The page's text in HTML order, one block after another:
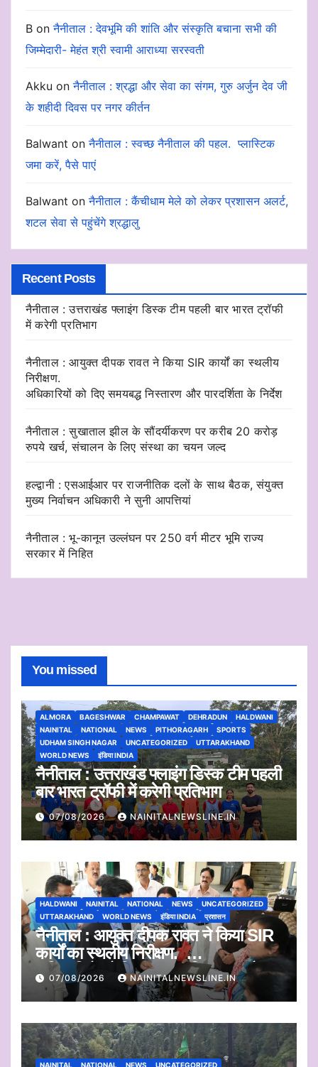
B onनैनीताल : देवभूमि की शांति और संस्कृति बचाना सभी की
जिम्मेदारी- मेहंत श्री स्वामी आराध्या सरस्वती
Akku onनैनीताल : श्रद्धा और सेवा का संगम, गुरु अर्जुन देव जी
के शहीदी दिवस पर नगर कीर्तन
Balwant onनैनीताल : स्वच्छ नैनीताल की पहल. प्लास्टिक
जमा करें, पैसे पाएं
Balwant onनैनीताल : कैंचीधाम मेले को लेकर प्रशासन अलर्ट,
शटल सेवा से पहुंचेंगे श्रद्धालु
Recent Posts
नैनीताल : उत्तराखंड फ्लाइंग डिस्क टीम पहली बार भारत ट्रॉफी
में करेगी प्रतिभाग
नैनीताल : आयुक्त दीपक रावत ने किया SIR कार्यों का स्थलीय
निरीक्षण.
अधिकारियों को दिए समयबद्ध निस्तारण और पारदर्शिता के निर्देश
नैनीताल : सुखाताल झील के सौंदर्यीकरण पर करीब 20 करोड़
रुपये खर्च, संचालन के लिए संस्था का चयन जल्द
हल्द्वानी : एसआईआर पर राजनीतिक दलों के साथ बैठक, संयुक्त
मुख्य निर्वाचन अधिकारी ने सुनी आपत्तियां
नैनीताल : भू-कानून उल्लंघन पर 250 वर्ग मीटर भूमि राज्य
सरकार में निहित
You missed
ALMORA BAGESHWAR CHAMPAWAT DEHRADUN
HALDWANI
NAINITAL
NATIONAL NEWS PITHORAGARH
SPORTS
UDHAM SINGH NAGAR
UNCATEGORIZED
UTTARAKHAND
WORLD NEWS
इंडिया INDIA
नैनीताल : उत्तराखंड फ्लाइंग डिस्क टीम पहली
बार भारत ट्रॉफी में करेगी प्रतिभाग
07/08/2026 NAINITALNEWSLINE.IN
HALDWANI NAINITAL NATIONAL NEWS
UNCATEGORIZED
UTTARAKHAND
WORLD NEWS इंडिया INDIA प्रशासन
नैनीताल : आयुक्त दीपक रावत ने किया SIR
कार्यों का स्थलीय निरीक्षण.
अधिकारियों को दिए समयबद्ध निस्तारण और
पारदर्शिता के निर्देश
07/08/2026 NAINITALNEWSLINE.IN
NAINITAL NATIONAL NEWS
UNCATEGORIZED